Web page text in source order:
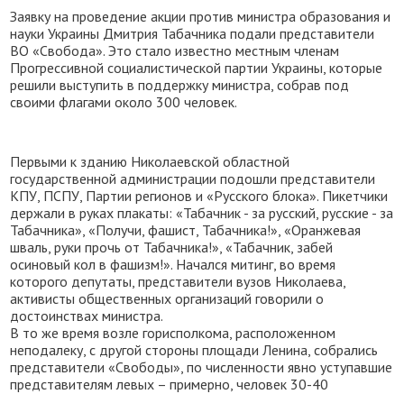
Заявку на проведение акции против министра образования и
науки Украины Дмитрия Табачника подали представители
ВО «Свобода». Это стало известно местным членам
Прогрессивной социалистической партии Украины, которые
решили выступить в поддержку министра, собрав под
своими флагами около 300 человек.
Первыми к зданию Николаевской областной
государственной администрации подошли представители
КПУ, ПСПУ, Партии регионов и «Русского блока». Пикетчики
держали в руках плакаты: «Табачник - за русский, русские - за
Табачника», «Получи, фашист, Табачника!», «Оранжевая
шваль, руки прочь от Табачника!», «Табачник, забей
осиновый кол в фашизм!». Начался митинг, во время
которого депутаты, представители вузов Николаева,
активисты общественных организаций говорили о
достоинствах министра.
В то же время возле горисполкома, расположенном
неподалеку, с другой стороны площади Ленина, собрались
представители «Свободы», по численности явно уступавшие
представителям левых – примерно, человек 30-40